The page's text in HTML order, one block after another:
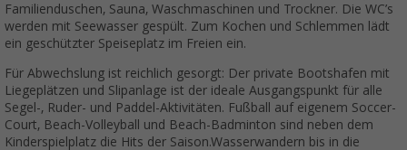
Familienduschen, Sauna, Waschmaschinen und Trockner. Die WC’s
werden mit Seewasser gespült. Zum Kochen und Schlemmen lädt
ein geschützter Speiseplatz im Freien ein.
Für Abwechslung ist reichlich gesorgt: Der private Bootshafen mit
Liegeplätzen und Slipanlage ist der ideale Ausgangspunkt für alle
Segel-, Ruder- und Paddel-Aktivitäten. Fußball auf eigenem Soccer-
Court, Beach-Volleyball und Beach-Badminton sind neben dem
Kinderspielplatz die Hits der Saison.Wasserwandern bis in die